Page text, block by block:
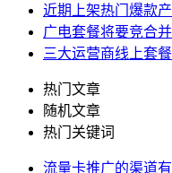
近期上架热门爆款
广电套餐将要竞合并
三大运营商线上套
热门文章
随机文章
热门关键词
流量卡推广的渠道有